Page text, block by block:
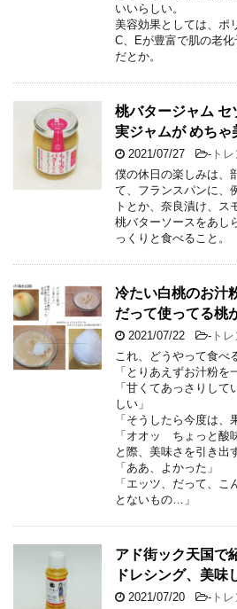
いいらしい。
美容効果としては、ポ
C、Eが豊富で肌の老
だとか。
桃バタージャム セ
実ジャムが めちゃ
2021/07/27 - ト
僕の休日の楽しみは、
て、フランスパンに、
トとか、奈良漬け、ス
桃バターソースをあし
っくりと食べること。
冷たい白桃のお汁
だって使ってる桃
2021/07/22 - ト
これ、どうやって食べ
「とりあえずお汁粉を
「甘くてあっさりし
しい」
「そうしたら今度は、
「オオッ ちょっと酸
と際、美味さを引き出
「ああ、よかった」
「エッツ、だって、こ
とないもの…」
アド街ック天国で
ドレシング、美味
2021/07/20 - ト